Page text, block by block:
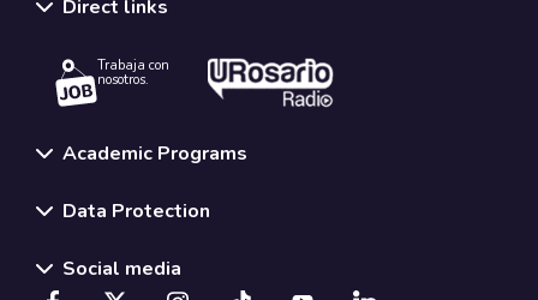
Direct links
Trabaja con
nosotros.
Academic Programs
Data Protection
Social media